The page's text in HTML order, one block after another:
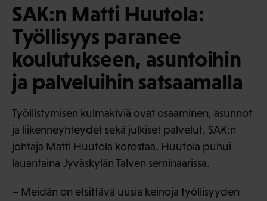
SAK:n Matti Huutola:
Työllisyys paranee
koulutukseen, asuntoihin
ja palveluihin satsaamalla
Työllistymisen kulmakiviä ovat osaaminen, asunnot
ja liikenneyhteydet sekä julkiset palvelut, SAK:n
johtaja Matti Huutola korostaa. Huutola puhui
lauantaina Jyväskylän Talven seminaarissa.
– Meidän on etsittävä uusia keinoja työllisyyden